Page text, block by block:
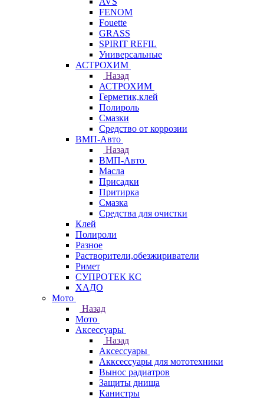
FENOM
Fouette
GRASS
SPIRIT REFIL
Универсальные
АСТРОХИМ
Назад
АСТРОХИМ
Герметик,клей
Полироль
Смазки
Средство от коррозии
ВМП-Авто
Назад
ВМП-Авто
Масла
Присадки
Притирка
Смазка
Средства для очистки
Клей
Полироли
Разное
Растворители,обезжириватели
Римет
СУПРОТЕК КС
ХАДО
Мото
Назад
Мото
Аксессуары
Назад
Аксессуары
Акксессуары для мототехники
Вынос радиатров
Защиты днища
Канистры